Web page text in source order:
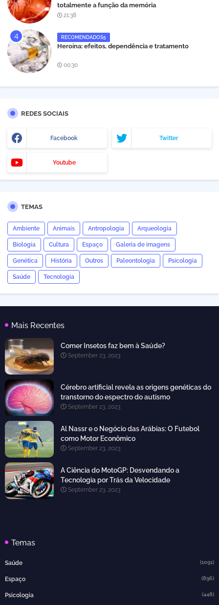
totalmente a função da memória
21:38
RECOMENDADOS5
Heroína: efeitos, dependência e tratamento
00:30
REDES SOCIAIS
Facebook Twitter
Youtube
TEMAS
Ambiente Animais Antropologia Arqueologia
Biologia Cultura Espaço Galeria de imagens
Genética História Outros Paleontologia Psicologia
Saúde Tecnologia
Mais Recentes
Comer Insetos faz bem à Saúde?
September 23, 2023
Cérebro artificial revela as origens genéticas do
transtorno do espectro do autismo
September 23, 2023
Al Nassr e o Negócio das Arábias: O Futebol
como Motor Econômico
September 23, 2023
A Ciência do MotoGP: Desvendando a
Tecnologia por Trás da Velocidade
September 23, 2023
Temas
Saúde (1091)
Espaço (896)
Psicologia (448)